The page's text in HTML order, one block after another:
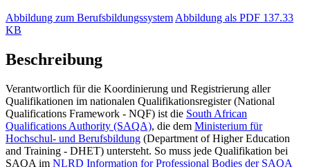
Abbildung zum Berufsbildungssystem Abbildung als PDF 137.33
KB
Beschreibung
Verantwortlich für die Koordinierung und Registrierung aller
Qualifikationen im nationalen Qualifikationsregister (National
Qualifications Framework - NQF) ist die South African
Qualifications Authority (SAQA), die dem Ministerium für
Hochschul- und Berufsbildung (Department of Higher Education
and Training - DHET) untersteht. So muss jede Qualifikation bei
SAQA im NLRD Information for Professional Bodies der SAQA